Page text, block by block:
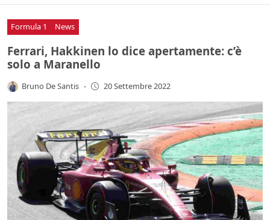
Formula 1 News
Ferrari, Hakkinen lo dice apertamente: c’è
solo a Maranello
Bruno De Santis - 20 Settembre 2022